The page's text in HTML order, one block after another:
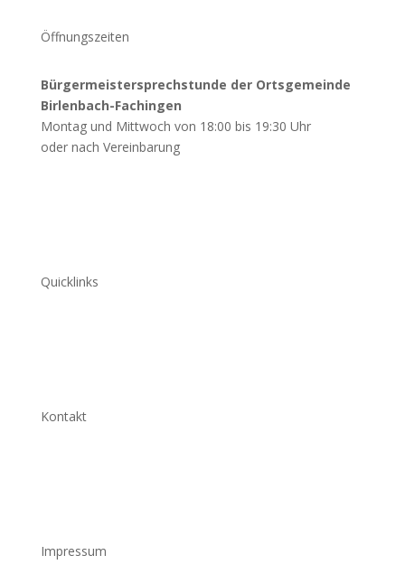
Öffnungszeiten
Bürgermeistersprechstunde der Ortsgemeinde
Birlenbach-Fachingen
Montag und Mittwoch von 18:00 bis 19:30 Uhr
oder nach Vereinbarung
Quicklinks
Kontakt
Impressum